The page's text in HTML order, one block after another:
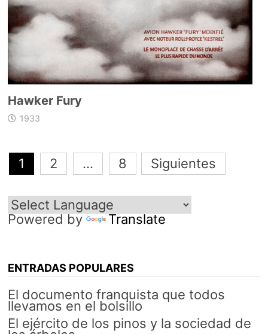
Hawker Fury
1933
Navegación
de
1 2 … 8 Siguientes
Powered by Translate
ENTRADAS POPULARES
El documento franquista que todos
llevamos en el bolsillo
El ejército de los pinos y la sociedad de